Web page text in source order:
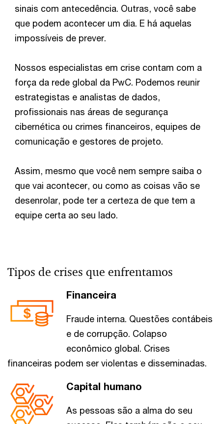
sinais com antecedência. Outras, você sabe
que podem acontecer um dia. E há aquelas
impossíveis de prever.
Nossos especialistas em crise contam com a
força da rede global da PwC. Podemos reunir
estrategistas e analistas de dados,
profissionais nas áreas de segurança
cibernética ou crimes financeiros, equipes de
comunicação e gestores de projeto.
Assim, mesmo que você nem sempre saiba o
que vai acontecer, ou como as coisas vão se
desenrolar, pode ter a certeza de que tem a
equipe certa ao seu lado.
Tipos de crises que enfrentamos
Financeira
Fraude interna. Questões contábeis
e de corrupção. Colapso
econômico global. Crises
financeiras podem ser violentas e disseminadas.
Capital humano
As pessoas são a alma do seu